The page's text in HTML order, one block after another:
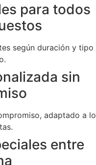
para todos
según duración y tipo
sin
adaptado a lo
entre